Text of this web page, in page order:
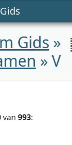
Gids »
» V
van 993: